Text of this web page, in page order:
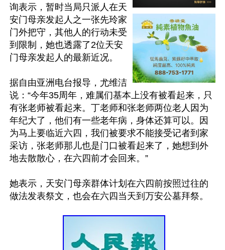
询表示，暂时当局只派人在天
安门母亲发起人之一张先玲家
门外把守，其他人的行动未受
到限制，她也透露了2位天安
门母亲发起人的最新近况。
据自由亚洲电台报导，尤维洁
说：“今年35周年，难属们基本上没有被看起来，只
有张老师被看起来。丁老师和张老师两位老人因为
年纪大了，他们有一些老年病，身体还算可以。因
为马上要临近六四，我们被要求不能接受记者到家
采访，张老师那儿也是门口被看起来了，她想到外
地去散散心，在六四前才会回来。”
她表示，天安门母亲群体计划在六四前按照过往的
做法发表祭文，也会在六四当天到万安公墓拜祭。